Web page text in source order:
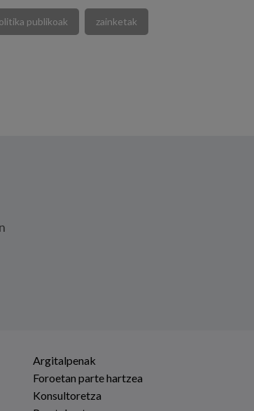
publikoak zainketak
Argitalpenak
Foroetan parte hartzea
Konsultoretza